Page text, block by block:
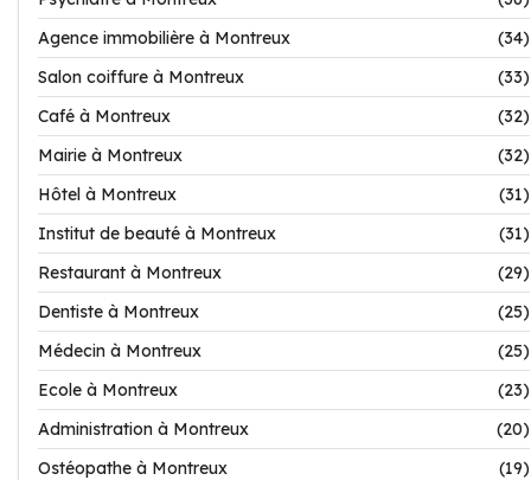
Agence immobilière à Montreux
(34)
Salon coiffure à Montreux
(33)
Café à Montreux
(32)
Mairie à Montreux
(32)
Hôtel à Montreux
(31)
Institut de beauté à Montreux
(31)
Restaurant à Montreux
(29)
Dentiste à Montreux
(25)
Médecin à Montreux
(25)
Ecole à Montreux
(23)
Administration à Montreux
(20)
Ostéopathe à Montreux
(19)